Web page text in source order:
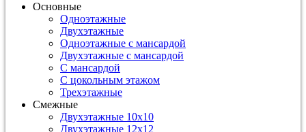
Основные
Одноэтажные
Двухэтажные
Одноэтажные с мансардой
Двухэтажные с мансардой
С мансардой
С цокольным этажом
Трехэтажные
Смежные
Двухэтажные 10х10
Двухэтажные 12х12